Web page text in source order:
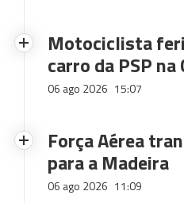
Motociclista
carro da PSP na
06 ago 2026 15:07
Força Aérea
para a Madeira
06 ago 2026 11:09